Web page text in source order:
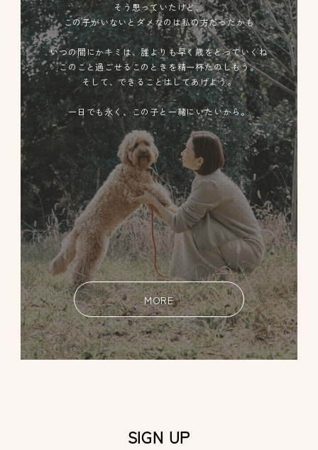
そう思っていたけど、
この子がいないとダメなのは私の方だったかも
いつの間にかキミは、誰よりも早く歳をとっていくね
このこと過ごせるこのときを精一杯たのしもう。
そして、できることはしてあげよう。
一日でも永く、この子と一緒にいたいから。
MORE
SIGN UP